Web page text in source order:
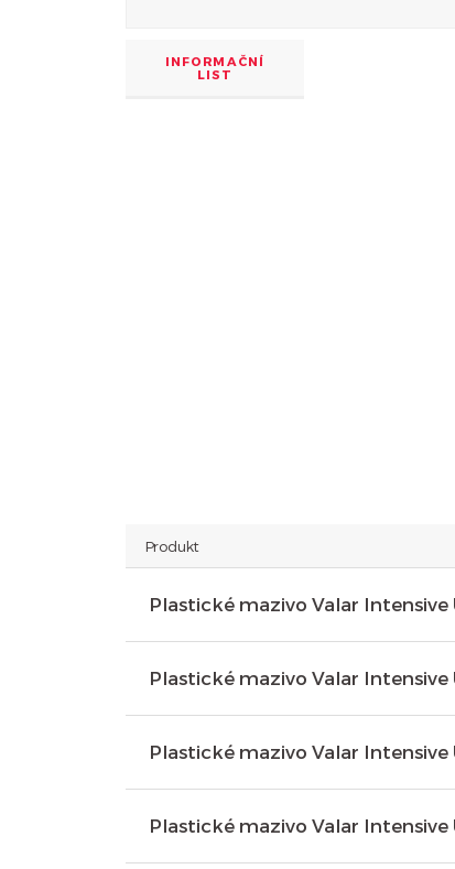
INFORMAČNÍ
LIST
Produkt
Plastické mazivo Valar Intensive
Plastické mazivo Valar Intensive
Plastické mazivo Valar Intensive
Plastické mazivo Valar Intensive